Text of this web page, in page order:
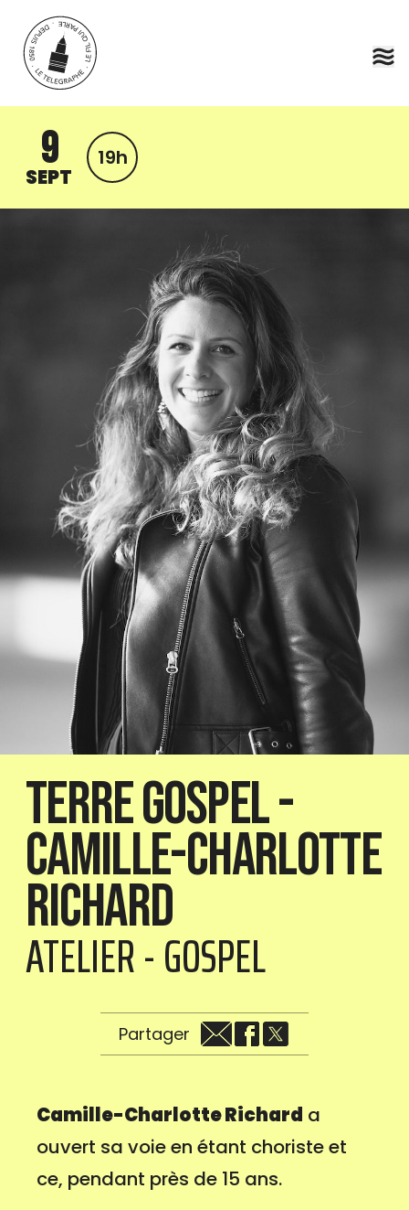
Aller au contenu principal
9
SEPT
19h
Terre Gospel -
Camille-Charlotte
Richard
ATELIER - GOSPEL
Partager
Camille-Charlotte Richard a
ouvert sa voie en étant choriste et
ce, pendant près de 15 ans.